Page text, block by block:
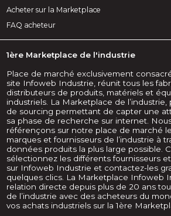
Acheter sur la Marketplace
FAQ acheteur
1ère Marketplace de l'industrie
Place de marché exclusivement
site Infoweb Industrie, réunit tous les
distributeurs de produits, matériels et
industriels. La Marketplace de
de sourcing permettant de capter une
sa phase de recherche sur internet.
référençons sur notre place de marché
marques et fournisseurs de l’industrie à
données produits la plus large possible.
sélectionnez les différents fournisseurs
sur Infoweb Industrie et contactez-les
quelques clics. La Marketplace Infoweb
relation directe depuis plus de 20 ans
de l’industrie avec des acheteurs du
vos achats industriels sur la 1ère